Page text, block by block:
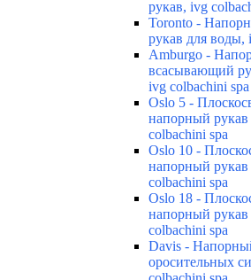
рукав, ivg
Toronto -
рукав для воды,
Amburgo -
всасывающий
ivg colbachini spa
Oslo 5 -
напорный
colbachini spa
Oslo 10 -
напорный
colbachini spa
Oslo 18 -
напорный
colbachini spa
Davis -
оросительных